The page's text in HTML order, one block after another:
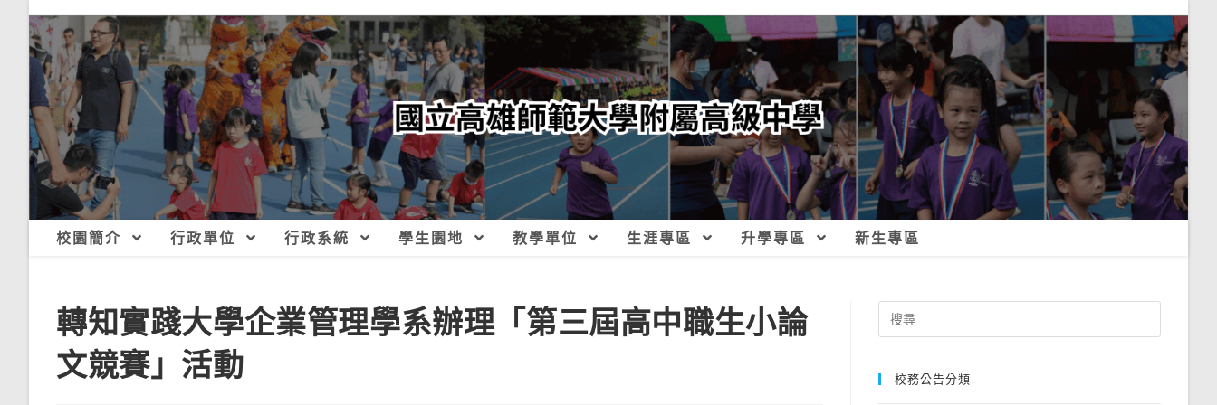
校園簡介 行政單位 行政系統 學生園地 教學單位 生涯專區 升學專區 新生專區
轉知實踐大學企業管理學系辦理「第三屆高中職生小論
文競賽」活動
Search
for:
校務公告分類